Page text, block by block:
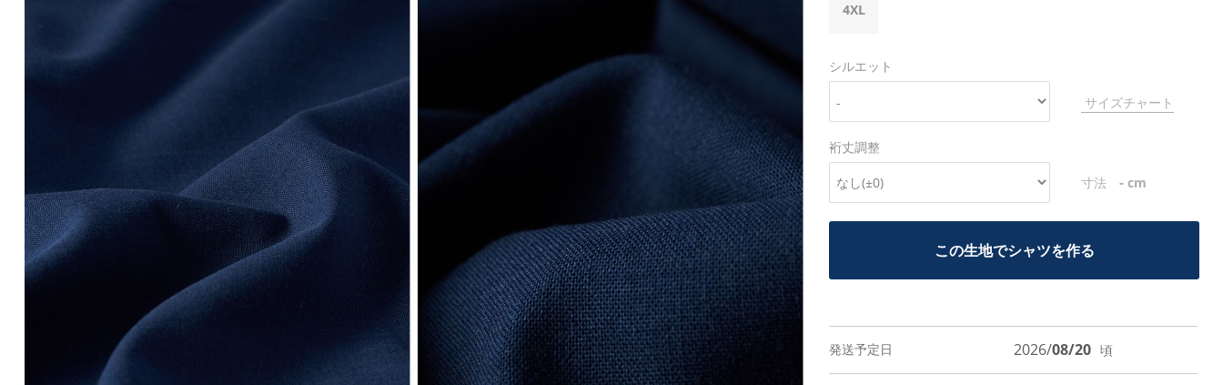
4XL
シルエット
サイズチャート
裄丈調整
寸法 -cm
この生地でシャツを作る
発送予定日 2026/08/20 頃